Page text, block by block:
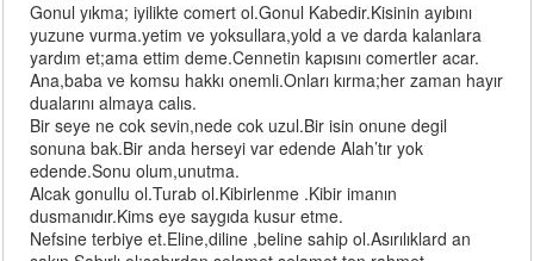
Gonul yıkma; iyilikte comert ol.Gonul Kabedir.Kisinin ayıbını
yuzune vurma.yetim ve yoksullara,yold a ve darda kalanlara
yardım et;ama ettim deme.Cennetin kapısını comertler acar.
Ana,baba ve komsu hakkı onemli.Onları kırma;her zaman hayır
dualarını almaya calıs.
Bir seye ne cok sevin,nede cok uzul.Bir isin onune degil
sonuna bak.Bir anda herseyi var edende Alah’tır yok
edende.Sonu olum,unutma.
Alcak gonullu ol.Turab ol.Kibirlenme .Kibir imanın
dusmanıdır.Kims eye saygıda kusur etme.
Nefsine terbiye et.Eline,diline ,beline sahip ol.Asırılıklard an